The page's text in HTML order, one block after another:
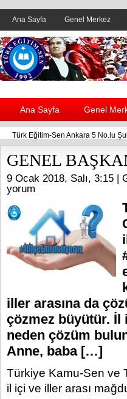
Ana Sayfa Genel Merkez
Ana Sayfa Genel
Türk Eğitim-Sen Ankara 5 No.lu
GENEL
9 Ocak 2018, Salı, 3:15 |
yorum
iller arasına da
çözmez büyütür. İl
neden çözüm
Anne, baba […]
Türkiye Kamu-Sen ve
il içi ve iller arası